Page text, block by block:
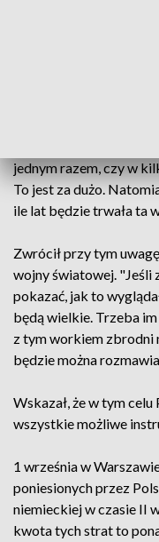
jednym razem, czy w
To jest za dużo.
ile lat będzie trwała ta
Zwrócił przy tym
wojny światowej. "Jeśli
pokazać, jak to
będą wielkie. Trzeba
z tym workiem zbrodni
będzie można
Wskazał, że w tym
wszystkie możliwe
1 września w
poniesionych przez
niemieckiej w czasie II
kwota tych strat to